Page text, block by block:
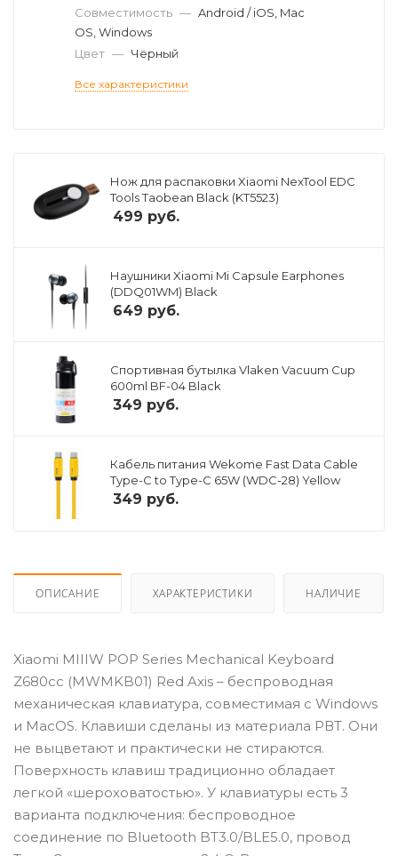
Совместимость — Android / iOS, Mac
OS, Windows
Цвет — Чёрный
Все характеристики
Нож для распаковки Xiaomi NexTool EDC
Tools Taobean Black (KT5523)
499 руб.
Наушники Xiaomi Mi Capsule Earphones
(DDQ01WM) Black
649 руб.
Спортивная бутылка Vlaken Vacuum Cup
600ml BF-04 Black
349 руб.
Кабель питания Wekome Fast Data Cable
Type-C to Type-C 65W (WDC-28) Yellow
349 руб.
ОПИСАНИЕ ХАРАКТЕРИСТИКИ НАЛИЧИЕ
Xiaomi MIIIW POP Series Mechanical Keyboard
Z680cc (MWMKB01) Red Axis – беспроводная
механическая клавиатура, совместимая с Windows
и MacOS. Клавиши сделаны из материала РВТ. Они
не выцветают и практически не стираются.
Поверхность клавиш традиционно обладает
легкой «шероховатостью». У клавиатуры есть 3
варианта подключения: беспроводное
соединение по Bluetooth BT3.0/BLE5.0, провод